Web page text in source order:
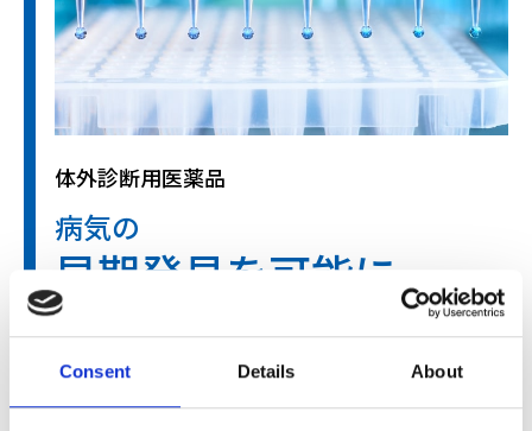
Consent Details About
体外診断用医薬品
病気の
早期発見を可能に
人間ドックなどで使われる汎用自動分析装置用の試薬や、骨
粗鬆症や再発乳がんの診断に用いる試薬などを提供してお